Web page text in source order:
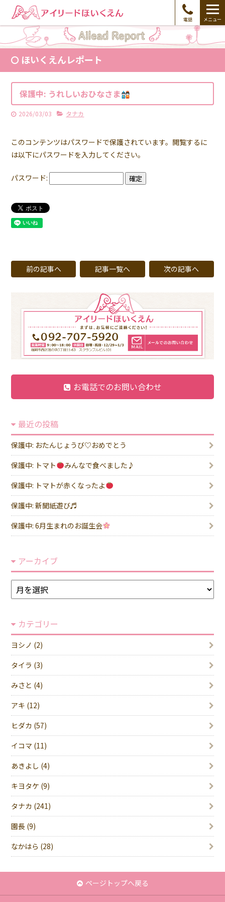
電話 メニュー
ほいくえんレポート
保護中: うれしいおひなさま
2026/03/03 タナカ
このコンテンツはパスワードで保護されています。閲覧するに
は以下にパスワードを入力してください。
パスワード:
前の記事へ 記事一覧へ 次の記事へ
お電話でのお問い合わせ
最近の投稿
保護中: おたんじょうび♡おめでとう
保護中: トマト
みんなで食べました♪
保護中: トマトが赤くなったよ
保護中: 新聞紙遊び♬
保護中: 6月生まれのお誕生会
アーカイブ
ア
ー
イ
ブ
カテゴリー
ヨシノ (2)
タイラ (3)
みさと (4)
アキ (12)
ヒダカ (57)
イコマ (11)
あきよし (4)
キヨタケ (9)
タナカ (241)
園長 (9)
なかはら (28)
ページトップへ戻る